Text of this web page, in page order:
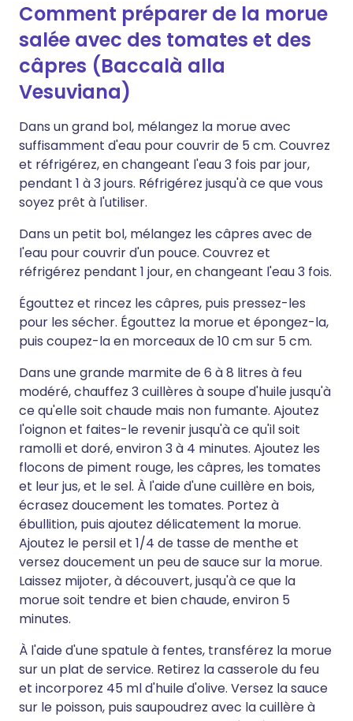
Comment préparer de la morue
salée avec des tomates et des
câpres (Baccalà alla
Vesuviana)
Dans un grand bol, mélangez la morue avec
suffisamment d'eau pour couvrir de 5 cm. Couvrez
et réfrigérez, en changeant l'eau 3 fois par jour,
pendant 1 à 3 jours. Réfrigérez jusqu'à ce que vous
soyez prêt à l'utiliser.
Dans un petit bol, mélangez les câpres avec de
l'eau pour couvrir d'un pouce. Couvrez et
réfrigérez pendant 1 jour, en changeant l'eau 3 fois.
Égouttez et rincez les câpres, puis pressez-les
pour les sécher. Égouttez la morue et épongez-la,
puis coupez-la en morceaux de 10 cm sur 5 cm.
Dans une grande marmite de 6 à 8 litres à feu
modéré, chauffez 3 cuillères à soupe d'huile jusqu'à
ce qu'elle soit chaude mais non fumante. Ajoutez
l'oignon et faites-le revenir jusqu'à ce qu'il soit
ramolli et doré, environ 3 à 4 minutes. Ajoutez les
flocons de piment rouge, les câpres, les tomates
et leur jus, et le sel. À l'aide d'une cuillère en bois,
écrasez doucement les tomates. Portez à
ébullition, puis ajoutez délicatement la morue.
Ajoutez le persil et 1/4 de tasse de menthe et
versez doucement un peu de sauce sur la morue.
Laissez mijoter, à découvert, jusqu'à ce que la
morue soit tendre et bien chaude, environ 5
minutes.
À l'aide d'une spatule à fentes, transférez la morue
sur un plat de service. Retirez la casserole du feu
et incorporez 45 ml d'huile d'olive. Versez la sauce
sur le poisson, puis saupoudrez avec la cuillère à